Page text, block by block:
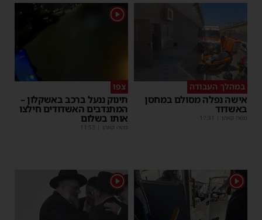
במהלך העבודה
אישה נפלה מסולם במחסן
באשדוד
משה קאהן 17:31
1
צפו
תינוק ננעל ברכב באשקלון –
המתנדבים האשדודים חילצו
אותו בשלום
משה קאהן 11:53
1
1